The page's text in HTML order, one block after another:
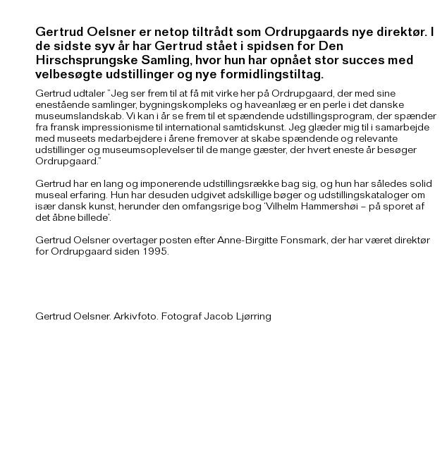
Gertrud Oelsner er netop tiltrådt som Ordrupgaards nye direktør. I
de sidste syv år har Gertrud stået i spidsen for Den
Hirschsprungske Samling, hvor hun har opnået stor succes med
velbesøgte udstillinger og nye formidlingstiltag.
Gertrud udtaler ”Jeg ser frem til at få mit virke her på Ordrupgaard, der med sine
enestående samlinger, bygningskompleks og haveanlæg er en perle i det danske
museumslandskab. Vi kan i år se frem til et spændende udstillingsprogram, der spænder
fra fransk impressionisme til international samtidskunst. Jeg glæder mig til i samarbejde
med museets medarbejdere i årene fremover at skabe spændende og relevante
udstillinger og museumsoplevelser til de mange gæster, der hvert eneste år besøger
Ordrupgaard.”
Gertrud har en lang og imponerende udstillingsrække bag sig, og hun har således solid
museal erfaring. Hun har desuden udgivet adskillige bøger og udstillingskataloger om
især dansk kunst, herunder den omfangsrige bog ‘Vilhelm Hammershøi – på sporet af
det åbne billede’.
Gertrud Oelsner overtager posten efter Anne-Birgitte Fonsmark, der har været direktør
for Ordrupgaard siden 1995.
Gertrud Oelsner. Arkivfoto. Fotograf Jacob Ljørring